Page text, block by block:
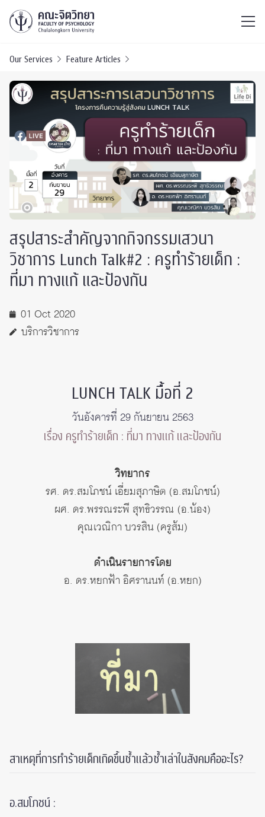
Our Services Feature Articles
สรุปสาระสำคัญจากกิจกรรมเสวนา
วิชาการ Lunch Talk#2 : ครูทำร้ายเด็ก :
ที่มา ทางแก้ และป้องกัน
01 Oct 2020
บริการวิชาการ
LUNCH TALK มื้อที่ 2
วันอังคารที่ 29 กันยายน 2563
เรื่อง ครูทำร้ายเด็ก : ที่มา ทางแก้ และป้องกัน
วิทยากร
รศ. ดร.สมโภชน์ เอี่ยมสุภาษิต (อ.สมโภชน์)
ผศ. ดร.พรรณระพี สุทธิวรรณ (อ.น้อง)
คุณเวณิกา บวรสิน (ครูส้ม)
ดำเนินรายการโดย
อ. ดร.หยกฟ้า อิศรานนท์ (อ.หยก)
สาเหตุที่การทำร้ายเด็กเกิดขึ้นซ้ำแล้วซ้ำเล่าในสังคมคืออะไร?
อ.สมโภชน์ :